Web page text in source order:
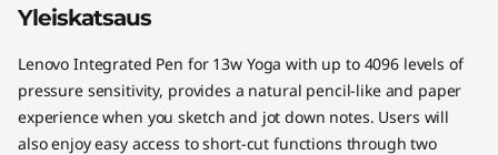
Yleiskatsaus
Lenovo Integrated Pen for 13w Yoga with up to 4096 levels of
pressure sensitivity, provides a natural pencil-like and paper
experience when you sketch and jot down notes. Users will
also enjoy easy access to short-cut functions through two